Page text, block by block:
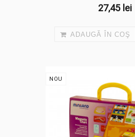
27,45 lei
ADAUGĂ ÎN COŞ
NOU